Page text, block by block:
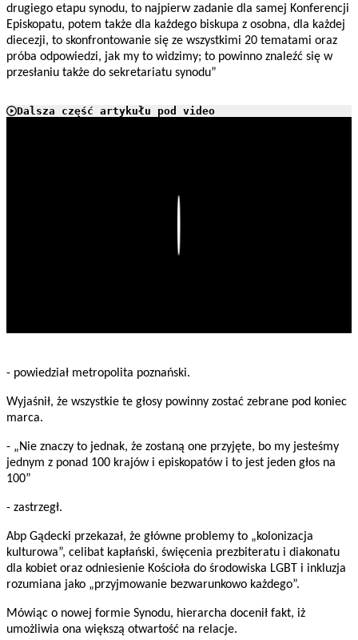
drugiego etapu synodu, to najpierw zadanie dla samej Konferencji
Episkopatu, potem także dla każdego biskupa z osobna, dla każdej
diecezji, to skonfrontowanie się ze wszystkimi 20 tematami oraz
próba odpowiedzi, jak my to widzimy; to powinno znaleźć się w
przesłaniu także do sekretariatu synodu”
Dalsza część artykułu pod video
- powiedział metropolita poznański.
Wyjaśnił, że wszystkie te głosy powinny zostać zebrane pod koniec
marca.
- „Nie znaczy to jednak, że zostaną one przyjęte, bo my jesteśmy
jednym z ponad 100 krajów i episkopatów i to jest jeden głos na
100”
- zastrzegł.
Abp Gądecki przekazał, że główne problemy to „kolonizacja
kulturowa”, celibat kapłański, święcenia prezbiteratu i diakonatu
dla kobiet oraz odniesienie Kościoła do środowiska LGBT i inkluzja
rozumiana jako „przyjmowanie bezwarunkowo każdego”.
Mówiąc o nowej formie Synodu, hierarcha docenił fakt, iż
umożliwia ona większą otwartość na relacje.